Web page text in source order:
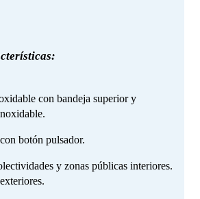
con bandeja superior y
botón pulsador.
y zonas públicas interiores.